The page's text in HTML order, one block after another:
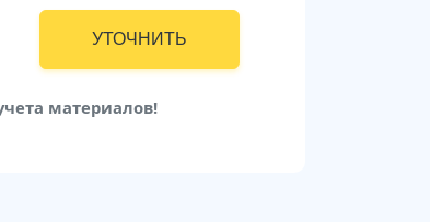
УТОЧНИТЬ
материалов!